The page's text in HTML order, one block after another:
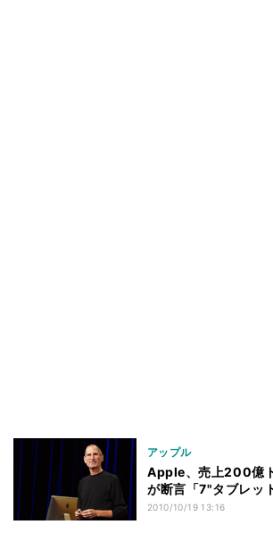
アップル
Apple、売上200億
が断言「7"タブレッ
2010/10/19 13:16